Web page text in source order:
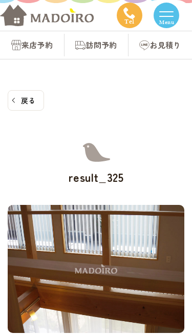
コ
ン
Tel Menu
来店予約 訪問予約 お見積り
戻る
result_325